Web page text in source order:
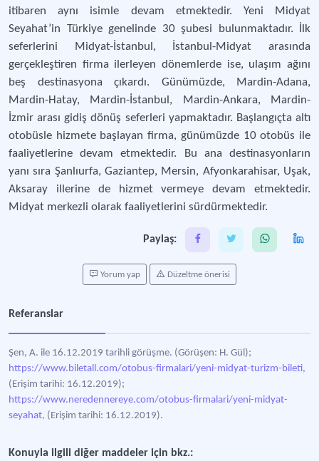
itibaren aynı isimle devam etmektedir. Yeni Midyat
Seyahat’in Türkiye genelinde 30 şubesi bulunmaktadır. İlk
seferlerini Midyat-İstanbul, İstanbul-Midyat arasında
gerçekleştiren firma ilerleyen dönemlerde ise, ulaşım ağını
beş destinasyona çıkardı. Günümüzde, Mardin-Adana,
Mardin-Hatay, Mardin-İstanbul, Mardin-Ankara, Mardin-
İzmir arası gidiş dönüş seferleri yapmaktadır. Başlangıçta altı
otobüsle hizmete başlayan firma, günümüzde 10 otobüs ile
faaliyetlerine devam etmektedir. Bu ana destinasyonların
yanı sıra Şanlıurfa, Gaziantep, Mersin, Afyonkarahisar, Uşak,
Aksaray illerine de hizmet vermeye devam etmektedir.
Midyat merkezli olarak faaliyetlerini sürdürmektedir.
Paylaş:
Yorum yap Düzeltme önerisi
Referanslar
Şen, A. ile 16.12.2019 tarihli görüşme. (Görüşen: H. Gül);
https://www.biletall.com/otobus-firmalari/yeni-midyat-turizm-bileti,
(Erişim tarihi: 16.12.2019);
https://www.neredennereye.com/otobus-firmalari/yeni-midyat-
seyahat, (Erişim tarihi: 16.12.2019).
Konuyla ilgili diğer maddeler için bkz.: